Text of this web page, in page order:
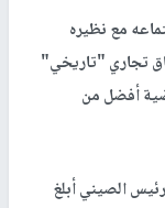
مع نظيره
تجاري "تاريخي"
أفضل من
الصيني أبلغ